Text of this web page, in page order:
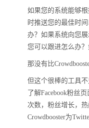
如果您的系统能够
时推送您的最佳时
办？如果系统向您
您可以跟进怎么办
那没有比
但这个很棒的工具
了解Facebook粉丝
次数，粉丝增长，
Crowdbooster为